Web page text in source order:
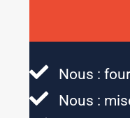
Nous :
Nous :